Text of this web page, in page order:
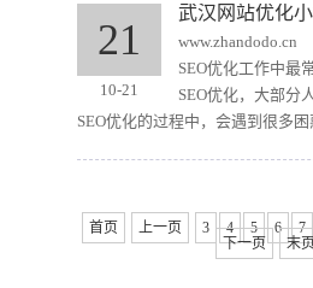
21
10-21
武汉网站优化小
www.zhandodo.cn
SEO优化工作中最
SEO优化，大部分
SEO优化的过程中，会遇到很多困
首页 上一页 3 4 5 6 7
下一页
末页